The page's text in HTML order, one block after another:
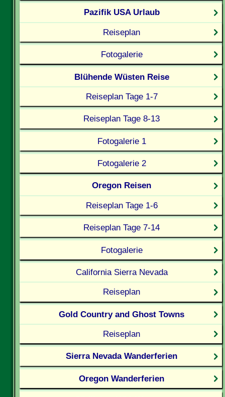
Pazifik USA Urlaub
Reiseplan
Fotogalerie
Blühende Wüsten Reise
Reiseplan Tage 1-7
Reiseplan Tage 8-13
Fotogalerie 1
Fotogalerie 2
Oregon Reisen
Reiseplan Tage 1-6
Reiseplan Tage 7-14
Fotogalerie
California Sierra Nevada
Reiseplan
Gold Country and Ghost Towns
Reiseplan
Sierra Nevada Wanderferien
Oregon Wanderferien